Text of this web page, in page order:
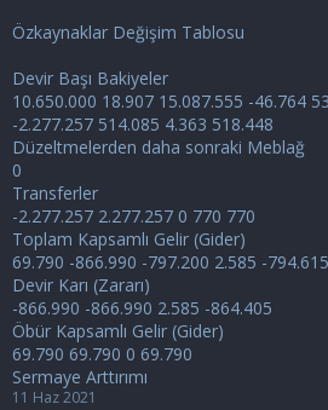
Özkaynaklar Değişim Tablosu
Devir Başı Bakiyeler
10.650.000 18.907 15.087.555 -46.764
-2.277.257 514.085 4.363 518.448
Düzeltmelerden daha sonraki Meblağ
0
Transferler
-2.277.257 2.277.257 0 770 770
Toplam Kapsamlı Gelir (Gider)
69.790 -866.990 -797.200 2.585 -794.615
Devir Karı (Zararı)
-866.990 -866.990 2.585 -864.405
Öbür Kapsamlı Gelir (Gider)
69.790 69.790 0 69.790
Sermaye Arttırımı
11 Haz 2021